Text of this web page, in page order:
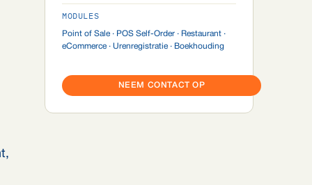
MODULES
Point of Sale · POS Self-Order · Restaurant ·
eCommerce · Urenregistratie · Boekhouding
NEEM CONTACT OP